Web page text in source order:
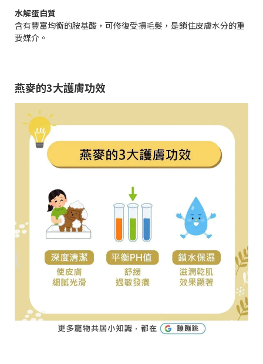
水解蛋白質
含有豐富均衡的胺基酸，可修復受損毛髮，是鎖住皮膚水分的重
要媒介。
燕麥的3大護膚功效